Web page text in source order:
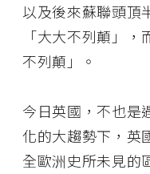
以及後來蘇聯頭頂
「大大不列顛」
不列顛」。
今日英國，不也是
化的大趨勢下，英
全歐洲史所未見的